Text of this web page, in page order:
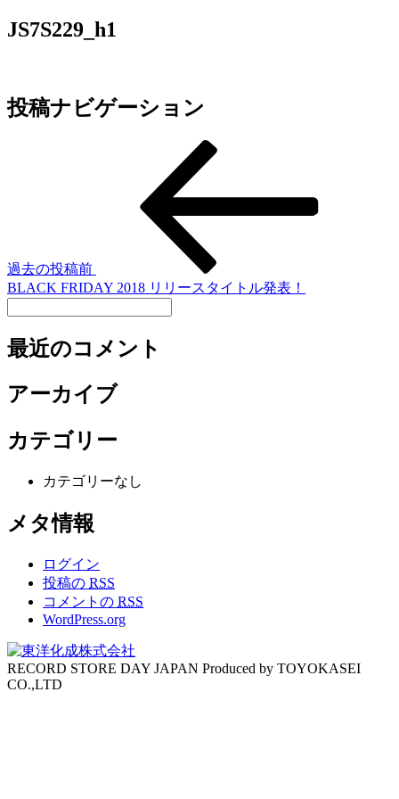
JS7S229_h1
投稿ナビゲーション
過去の投稿前
BLACK FRIDAY 2018 リリースタイトル発表！
最近のコメント
アーカイブ
カテゴリー
カテゴリーなし
メタ情報
ログイン
投稿の RSS
コメントの RSS
WordPress.org
RECORD STORE DAY JAPAN Produced by TOYOKASEI
CO.,LTD